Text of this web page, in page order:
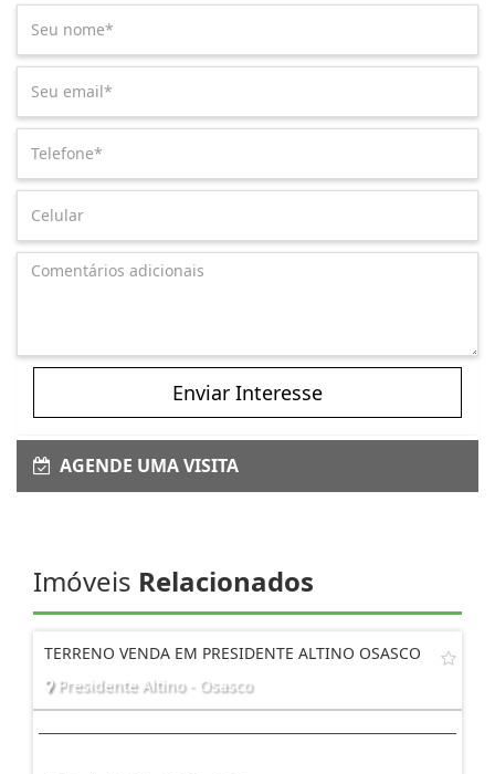
Enviar Interesse
AGENDE UMA VISITA
Imóveis Relacionados
TERRENO VENDA EM PRESIDENTE ALTINO OSASCO
Presidente Altino - Osasco